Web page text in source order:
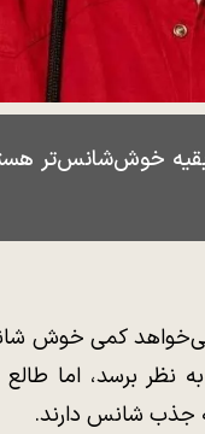
بقیه خوش‌شانس‌تر
کمی خوش
برسد، اما
جذب شانس دارند.